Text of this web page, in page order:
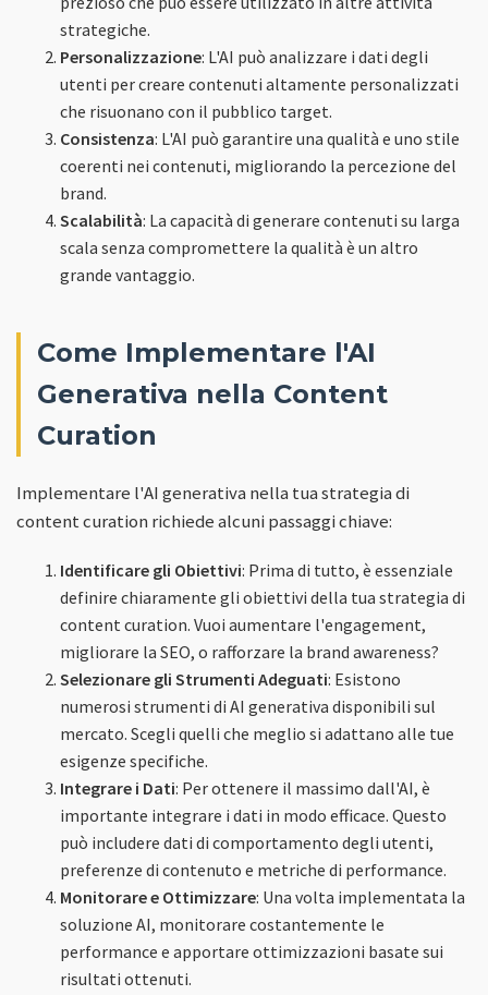
strategiche.
Personalizzazione: L'AI può analizzare i dati degli
utenti per creare contenuti altamente personalizzati
che risuonano con il pubblico target.
Consistenza: L'AI può garantire una qualità e uno stile
coerenti nei contenuti, migliorando la percezione del
brand.
Scalabilità: La capacità di generare contenuti su larga
scala senza compromettere la qualità è un altro
grande vantaggio.
Come Implementare l'AI
Generativa nella Content
Curation
Implementare l'AI generativa nella tua strategia di
content curation richiede alcuni passaggi chiave:
Identificare gli Obiettivi: Prima di tutto, è essenziale
definire chiaramente gli obiettivi della tua strategia di
content curation. Vuoi aumentare l'engagement,
migliorare la SEO, o rafforzare la brand awareness?
Selezionare gli Strumenti Adeguati: Esistono
numerosi strumenti di AI generativa disponibili sul
mercato. Scegli quelli che meglio si adattano alle tue
esigenze specifiche.
Integrare i Dati: Per ottenere il massimo dall'AI, è
importante integrare i dati in modo efficace. Questo
può includere dati di comportamento degli utenti,
preferenze di contenuto e metriche di performance.
Monitorare e Ottimizzare: Una volta implementata la
soluzione AI, monitorare costantemente le
performance e apportare ottimizzazioni basate sui
risultati ottenuti.